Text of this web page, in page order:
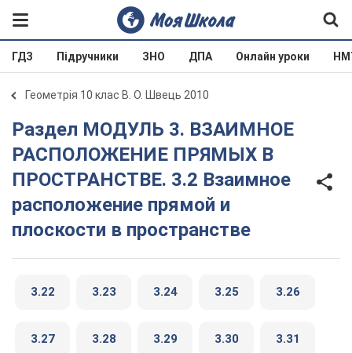
ГДЗ Підручники ЗНО ДПА Онлайн уроки
Геометрія 10 клас В. О. Швець 2010
Раздел МОДУЛЬ 3. ВЗАИМНОЕ
РАСПОЛОЖЕНИЕ ПРЯМЫХ В
ПРОСТРАНСТВЕ. 3.2 Взаимное
расположение прямой и
плоскости в пространстве
3.22 3.23 3.24 3.25 3.26
3.27 3.28 3.29 3.30 3.31